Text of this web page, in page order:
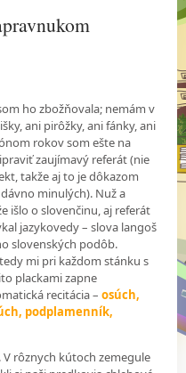
ho zbožňovala; nemám v
ani pirôžky, ani fánky, ani
rokov som ešte na
zaujímavý referát (nie
takže ajto je dôkazom
minulých). Nuž a
išlo o slovenčinu, aj referát
jazykovedy – slova langoš
slovenských podôb.
mi pri každom stánku s
plackami zapne
recitácia –osúch,
podplamenník,
rôznych kútoch zemegule